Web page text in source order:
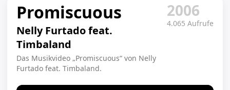
Promiscuous
Nelly Furtado feat.
Timbaland
Das Musikvideo „Promiscuous“ von Nelly
Furtado feat. Timbaland.
2006
4.065 Aufrufe